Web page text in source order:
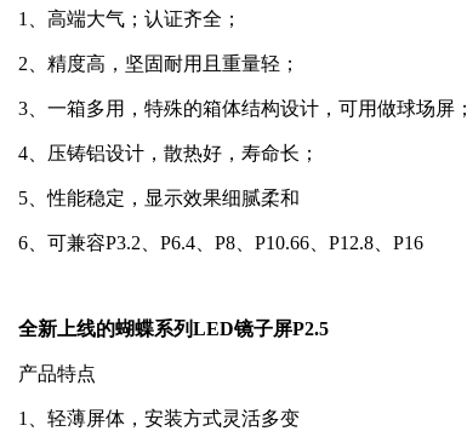
1、高端大气；认证齐全；
2、精度高，坚固耐用且重量轻；
3、一箱多用，特殊的箱体结构设计，可用做球场屏；
4、压铸铝设计，散热好，寿命长；
5、性能稳定，显示效果细腻柔和
6、可兼容P3.2、P6.4、P8、P10.66、P12.8、P16
全新上线的蝴蝶系列LED镜子屏P2.5
产品特点
1、轻薄屏体，安装方式灵活多变